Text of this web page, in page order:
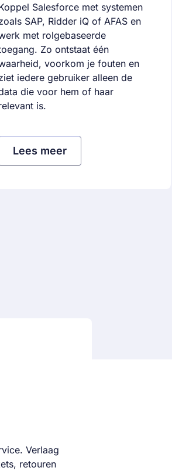
Salesforce met systemen
SAP, Ridder iQ of AFAS en
met rolgebaseerde
Zo ontstaat één
voorkom je fouten en
iedere gebruiker alleen de
die voor hem of haar
is.
Lees meer
Verlaag
retouren